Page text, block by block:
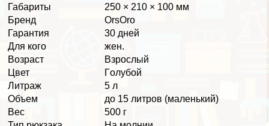
Габариты
250 × 210 × 100 мм
Бренд
OrsOro
Гарантия
30 дней
Для кого
жен.
Возраст
Взрослый
Цвет
Гoлyбой
Литраж
5 л
Объем
до 15 литров (маленький)
Вес
500 г